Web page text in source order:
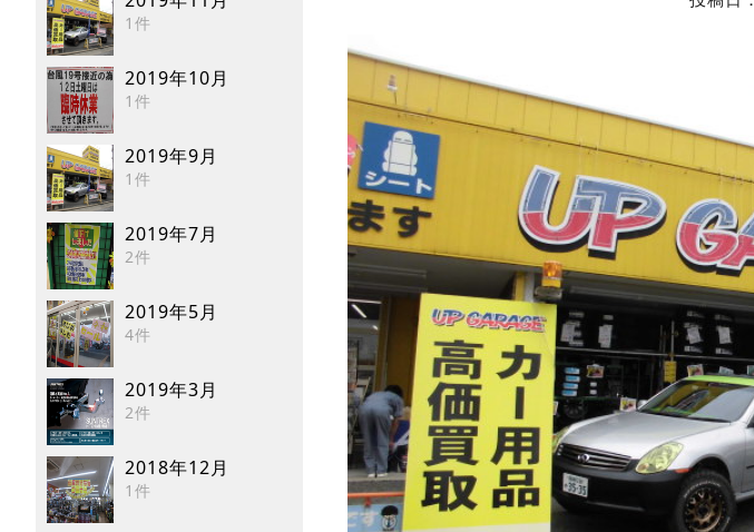
1件
2019年10月
1件
2019年9月
1件
2019年7月
2件
2019年5月
4件
2019年3月
2件
2018年12月
1件